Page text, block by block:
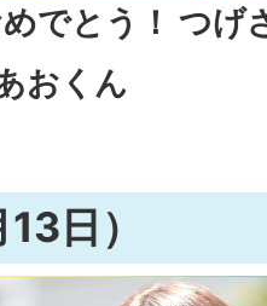
めでとう！ つげ
おくん
日）